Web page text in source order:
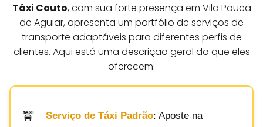
Táxi Couto, com sua forte presença em Vila Pouca
de Aguiar, apresenta um portfólio de serviços de
transporte adaptáveis para diferentes perfis de
clientes. Aqui está uma descrição geral do que eles
oferecem:
Serviço de Táxi Padrão: Aposte na